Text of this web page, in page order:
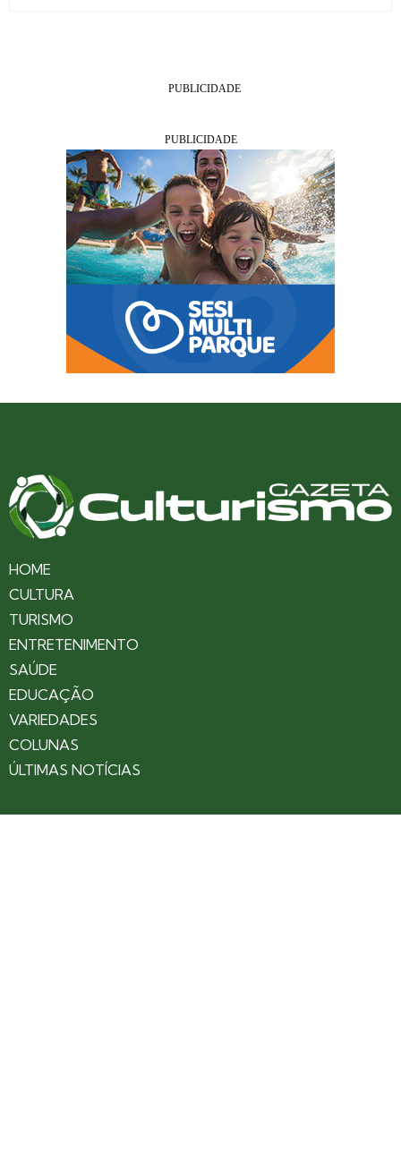
HOME
CULTURA
TURISMO
ENTRETENIMENTO
SAÚDE
EDUCAÇÃO
VARIEDADES
COLUNAS
ÚLTIMAS NOTÍCIAS